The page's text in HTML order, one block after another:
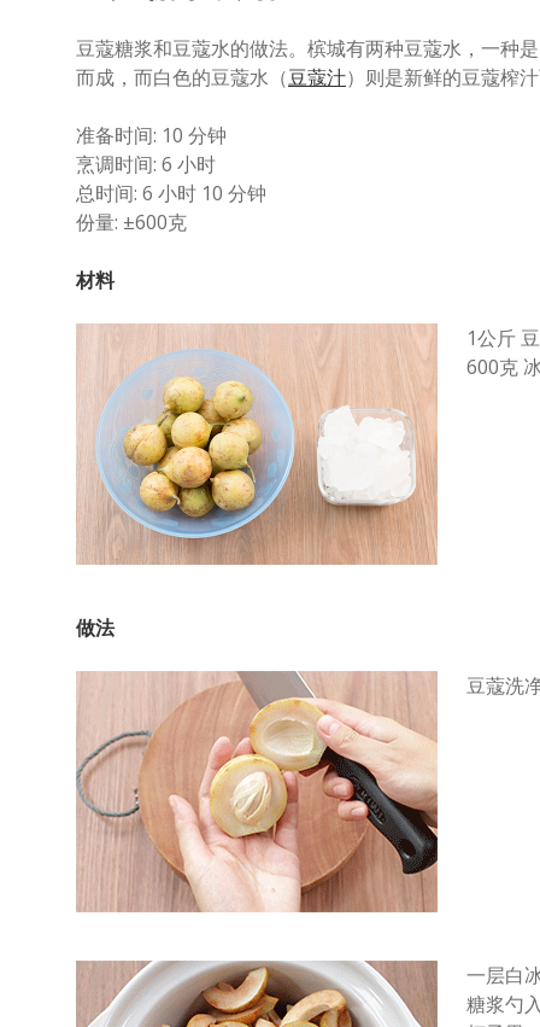
豆蔻糖浆和豆蔻水的做法。槟城有两种豆蔻水，一种
而成，而白色的豆蔻水（豆蔻汁）则是新鲜的豆蔻榨
准备时间: 10 分钟
烹调时间: 6 小时
总时间: 6 小时 10 分钟
份量: ±600克
材料
1公斤
600克
做法
豆蔻洗
一层白
糖浆勺